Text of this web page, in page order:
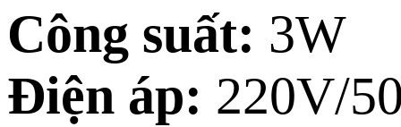
Công suất: 3W
Điện áp: 220V/